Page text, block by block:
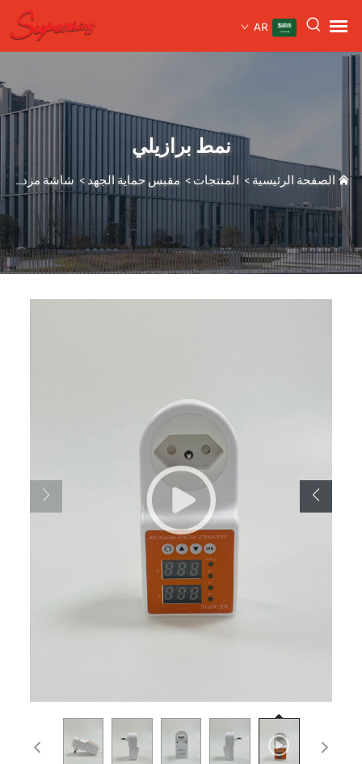
AR
نمط برازيلي
الصفحة الرئيسية> المنتجات> مقبس حماية الجهد> شاشة مزدوجة عرض مزدوج KE-2166D